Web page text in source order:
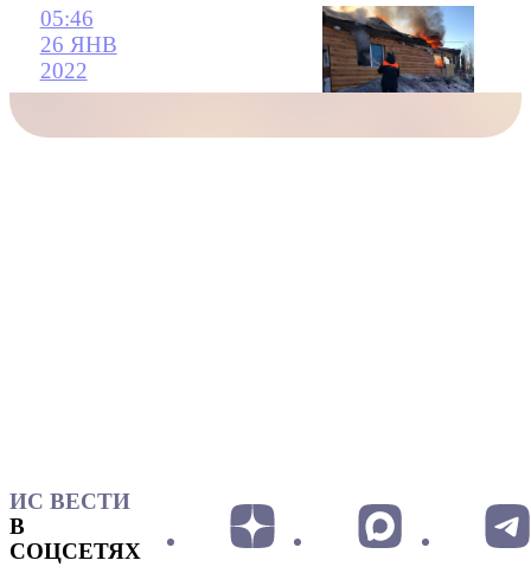
05:46
26 ЯНВ
2022
ИС ВЕСТИ
В
СОЦСЕТЯХ